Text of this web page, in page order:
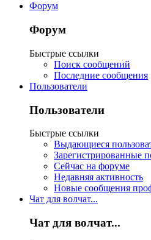
Форум
Форум
Быстрые ссылки
Поиск сообщений
Последние сообщения
Пользователи
Пользователи
Быстрые ссылки
Выдающиеся
Зарегистрированные
Сейчас на форуме
Недавняя активность
Новые сообщения
Чат для волчат...
Чат для волчат...